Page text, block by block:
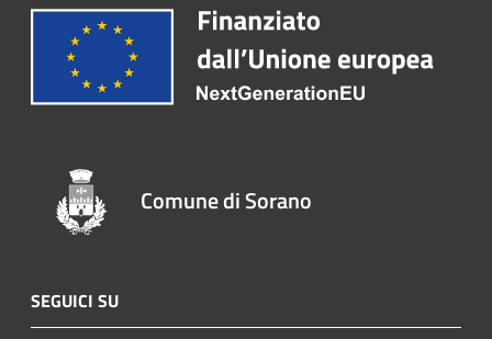
Comune di Sorano
SEGUICI SU